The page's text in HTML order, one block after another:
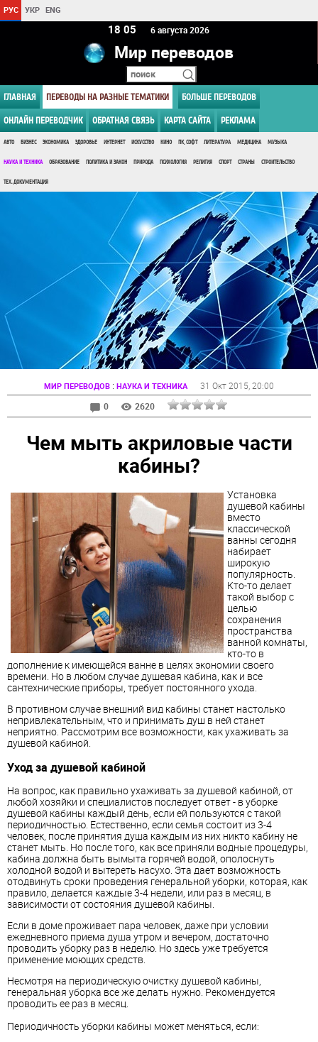
РУС УКР ENG
18:05 6 августа 2026
Мир переводов
ГЛАВНАЯ ПЕРЕВОДЫ НА РАЗНЫЕ ТЕМАТИКИ БОЛЬШЕ ПЕРЕВОДОВ
ОНЛАЙН ПЕРЕВОДЧИК ОБРАТНАЯ СВЯЗЬ КАРТА САЙТА РЕКЛАМА
АВТО БИЗНЕС ЭКОНОМИКА ЗДОРОВЬЕ ИНТЕРНЕТ ИСКУССТВО КИНО ПК, СОФТ ЛИТЕРАТУРА МЕДИЦИНА МУЗЫКА
НАУКА И ТЕХНИКА ОБРАЗОВАНИЕ ПОЛИТИКА И ЗАКОН ПРИРОДА ПСИХОЛОГИЯ РЕЛИГИЯ СПОРТ СТРАНЫ СТРОИТЕЛЬСТВО
ТЕХ. ДОКУМЕНТАЦИЯ
МИР ПЕРЕВОДОВ : НАУКА И ТЕХНИКА 31 Окт 2015 , 20:00
0
2620
Чем мыть акриловые части
кабины?
Установка
душевой кабины
вместо
классической
ванны сегодня
набирает
широкую
популярность.
Кто-то делает
такой выбор с
целью
сохранения
пространства
ванной комнаты,
кто-то в
дополнение к имеющейся ванне в целях экономии своего
времени. Но в любом случае душевая кабина, как и все
сантехнические приборы, требует постоянного ухода.
В противном случае внешний вид кабины станет настолько
непривлекательным, что и принимать душ в ней станет
неприятно. Рассмотрим все возможности, как ухаживать за
душевой кабиной.
Уход за душевой кабиной
На вопрос, как правильно ухаживать за душевой кабиной, от
любой хозяйки и специалистов последует ответ - в уборке
душевой кабины каждый день, если ей пользуются с такой
периодичностью. Естественно, если семья состоит из 3-4
человек, после принятия душа каждым из них никто кабину не
станет мыть. Но после того, как все приняли водные процедуры,
кабина должна быть вымыта горячей водой, ополоснуть
холодной водой и вытереть насухо. Эта дает возможность
отодвинуть сроки проведения генеральной уборки, которая, как
правило, делается каждые 3-4 недели, или раз в месяц, в
зависимости от состояния душевой кабины.
Если в доме проживает пара человек, даже при условии
ежедневного приема душа утром и вечером, достаточно
проводить уборку раз в неделю. Но здесь уже требуется
применение моющих средств.
Несмотря на периодическую очистку душевой кабины,
генеральная уборка все же делать нужно. Рекомендуется
проводить ее раз в месяц.
Периодичность уборки кабины может меняться, если: